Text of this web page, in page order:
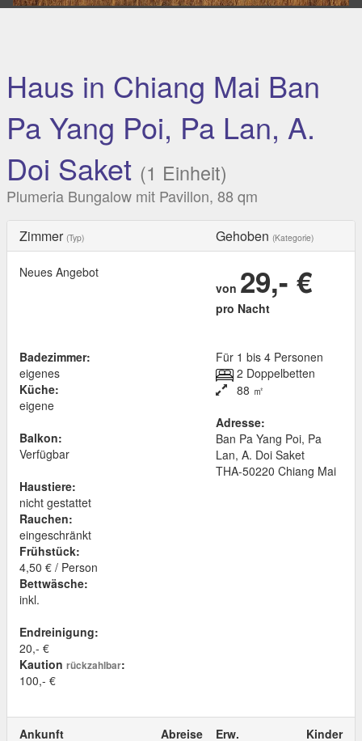
Haus in Chiang Mai Ban
Pa Yang Poi, Pa Lan, A.
Doi Saket (1 Einheit)
Plumeria Bungalow mit Pavillon, 88 qm
Zimmer (Typ) Gehoben (Kategorie)
Neues Angebot
von 29,- €
pro Nacht
Badezimmer:
eigenes
Küche:
eigene
Balkon:
Verfügbar
Haustiere:
nicht gestattet
Rauchen:
eingeschränkt
Frühstück:
4,50 € / Person
Bettwäsche:
inkl.
Endreinigung:
20,- €
Kaution rückzahlbar:
100,- €
Für 1 bis 4 Personen
2 Doppelbetten
88 ㎡
Adresse:
Ban Pa Yang Poi, Pa
Lan, A. Doi Saket
THA-50220 Chiang Mai
Ankunft Abreise Erw. Kinder